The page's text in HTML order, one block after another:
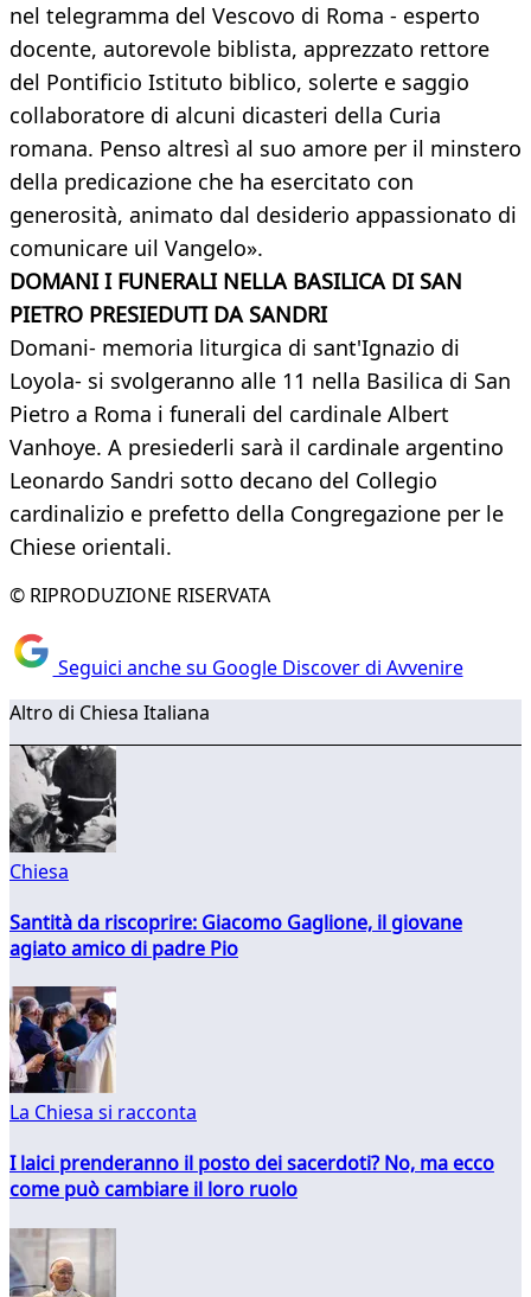
nel telegramma del Vescovo di Roma - esperto
docente, autorevole biblista, apprezzato rettore
del Pontificio Istituto biblico, solerte e saggio
collaboratore di alcuni dicasteri della Curia
romana. Penso altresì al suo amore per il minstero
della predicazione che ha esercitato con
generosità, animato dal desiderio appassionato di
comunicare uil Vangelo».
DOMANI I FUNERALI NELLA BASILICA DI SAN
PIETRO PRESIEDUTI DA SANDRI
Domani- memoria liturgica di sant'Ignazio di
Loyola- si svolgeranno alle 11 nella Basilica di San
Pietro a Roma i funerali del cardinale Albert
Vanhoye. A presiederli sarà il cardinale argentino
Leonardo Sandri sotto decano del Collegio
cardinalizio e prefetto della Congregazione per le
Chiese orientali.
© RIPRODUZIONE RISERVATA
Seguici anche su Google Discover di Avvenire
Altro di Chiesa Italiana
Chiesa
Santità da riscoprire: Giacomo Gaglione, il giovane
agiato amico di padre Pio
La Chiesa si racconta
I laici prenderanno il posto dei sacerdoti? No, ma ecco
come può cambiare il loro ruolo